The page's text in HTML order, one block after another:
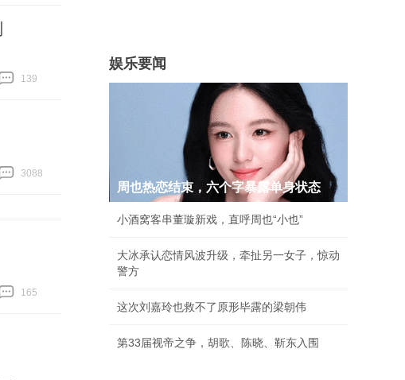
139
3088
165
娱乐要闻
周也热恋结束，六个字暴露单身状态
小酒窝客串董璇新戏，直呼周也“小也”
大冰承认恋情风波升级，牵扯另一女子，惊动
警方
这次刘嘉玲也救不了原形毕露的梁朝伟
第33届视帝之争，胡歌、陈晓、靳东入围